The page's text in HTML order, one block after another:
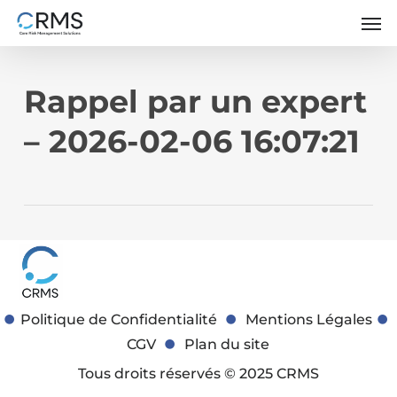
Skip
Rappel par un expert
– 2026-02-06 16:07:21
Politique de Confidentialité
Mentions Légales
CGV
Plan du site
Tous droits réservés © 2025 CRMS